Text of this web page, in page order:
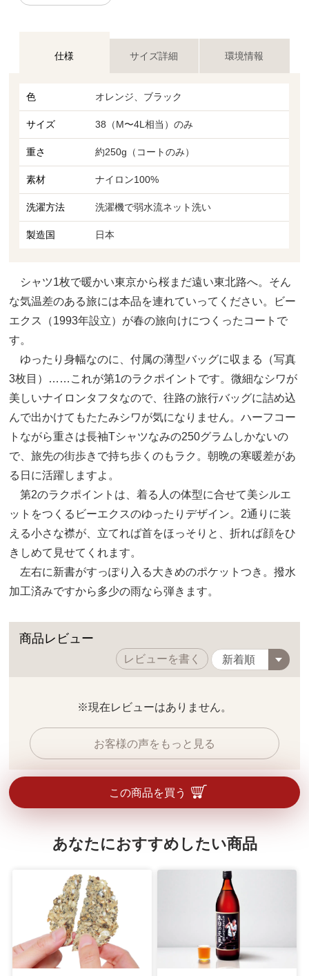
仕様 サイズ詳細 環境情報
色 オレンジ、ブラック
サイズ 38（M〜4L相当）のみ
重さ 約250g（コートのみ）
素材 ナイロン100%
洗濯方法 洗濯機で弱水流ネット洗い
製造国 日本
シャツ1枚で暖かい東京から桜まだ遠い東北路へ。そん
な気温差のある旅には本品を連れていってください。ビー
エクス（1993年設立）が春の旅向けにつくったコートで
す。
ゆったり身幅なのに、付属の薄型バッグに収まる（写真
3枚目）……これが第1のラクポイントです。微細なシワが
美しいナイロンタフタなので、往路の旅行バッグに詰め込
んで出かけてもたたみシワが気になりません。ハーフコー
トながら重さは長袖Tシャツなみの250グラムしかないの
で、旅先の街歩きで持ち歩くのもラク。朝晩の寒暖差があ
る日に活躍しますよ。
第2のラクポイントは、着る人の体型に合せて美シルエ
ットをつくるビーエクスのゆったりデザイン。2通りに装
える小さな襟が、立てれば首をほっそりと、折れば顔をひ
きしめて見せてくれます。
左右に新書がすっぽり入る大きめのポケットつき。撥水
加工済みですから多少の雨なら弾きます。
商品レビュー
レビューを書く
※現在レビューはありません。
お客様の声をもっと見る
この商品を買う
あなたにおすすめしたい商品